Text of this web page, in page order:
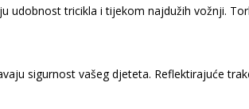
udobnost tricikla i tijekom najdužih vožnji.
sigurnost vašeg djeteta. Reflektirajuće